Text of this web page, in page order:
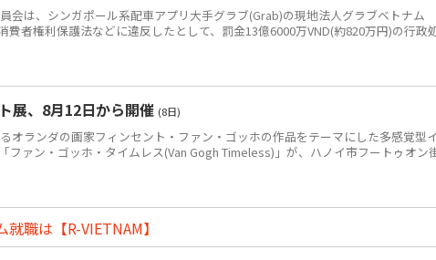
会は、シンガポール系配車アプリ大手グラブ(Grab)の現地法人グラブベトナム
費者権利保護法などに違反したとして、罰金13億6000万VND(約820万円)の行政
展、8月12日から開催 (8日)
オランダの画家フィンセント・ファン・ゴッホの作品をテーマにした多感覚型
ファン・ゴッホ・タイムレス(Van Gogh Timeless)」が、ハノイ市フートゥオン
職は【R-VIETNAM】